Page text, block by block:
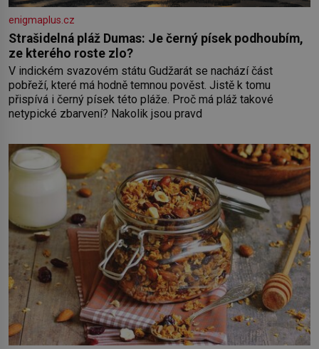
enigmaplus.cz
Strašidelná pláž Dumas: Je černý písek podhoubím,
ze kterého roste zlo?
V indickém svazovém státu Gudžarát se nachází část
pobřeží, které má hodně temnou pověst. Jistě k tomu
přispívá i černý písek této pláže. Proč má pláž takové
netypické zbarvení? Nakolik jsou pravd